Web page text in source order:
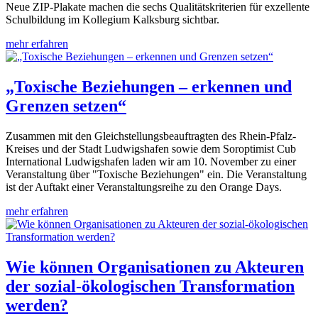
Neue ZIP-Plakate machen die sechs Qualitätskriterien für exzellente
Schulbildung im Kollegium Kalksburg sichtbar.
mehr erfahren
„Toxische Beziehungen – erkennen und
Grenzen setzen“
Zusammen mit den Gleichstellungsbeauftragten des Rhein-Pfalz-
Kreises und der Stadt Ludwigshafen sowie dem Soroptimist Cub
International Ludwigshafen laden wir am 10. November zu einer
Veranstaltung über "Toxische Beziehungen" ein. Die Veranstaltung
ist der Auftakt einer Veranstaltungsreihe zu den Orange Days.
mehr erfahren
Wie können Organisationen zu Akteuren
der sozial-ökologischen Transformation
werden?